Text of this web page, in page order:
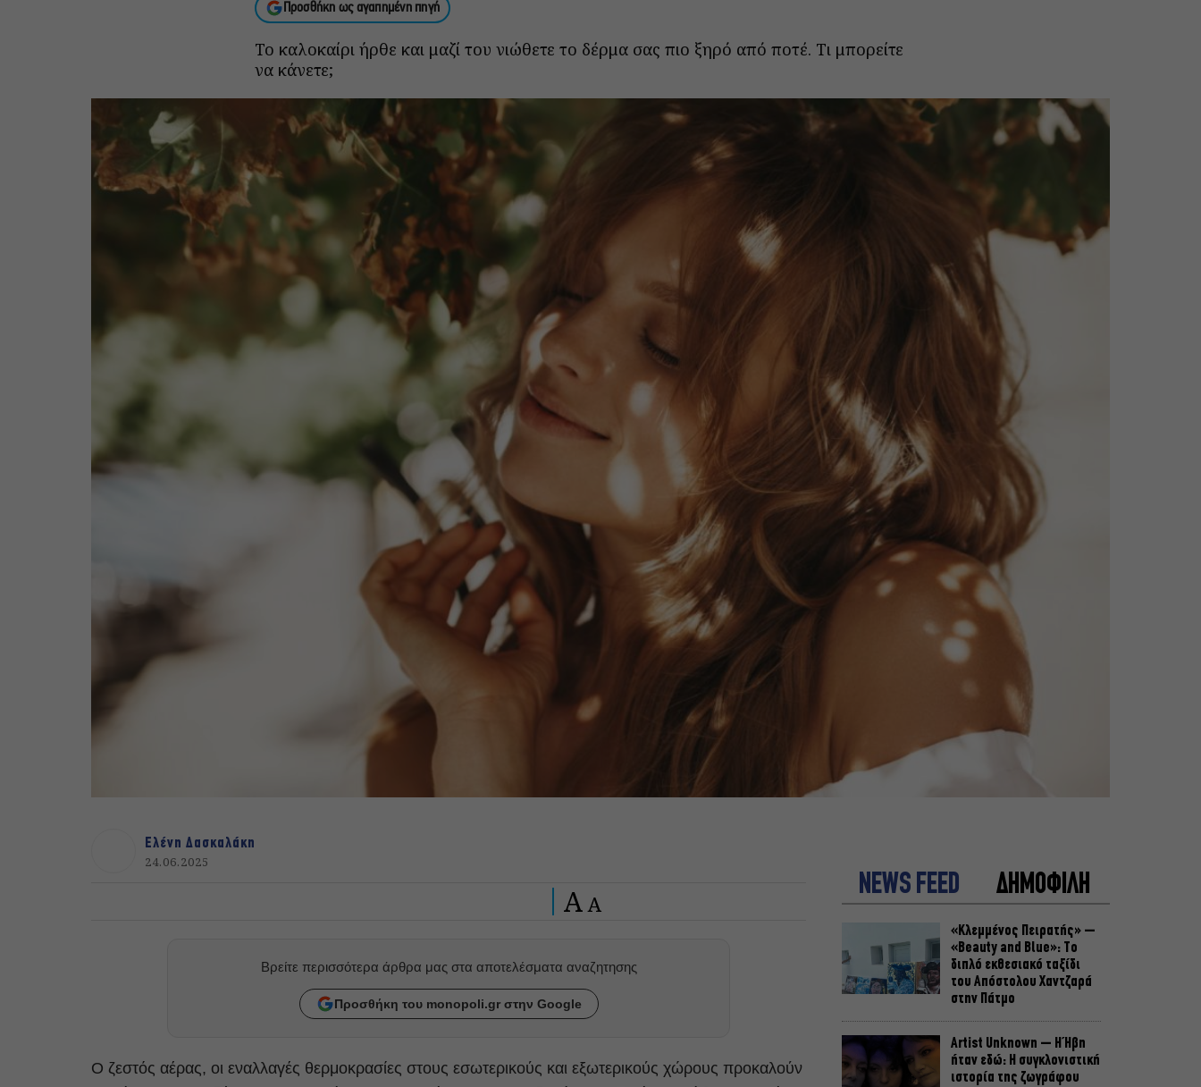
Προσθήκη ως αγαπημένη πηγή
Το καλοκαίρι ήρθε και μαζί του νιώθετε το δέρμα σας πιο ξηρό από ποτέ. Τι μπορείτε
να κάνετε;
Ελένη Δασκαλάκη
24.06.2025
A A
Βρείτε περισσότερα άρθρα μας στα αποτελέσματα αναζητησης
Προσθήκη του monopoli.gr στην Google
Ο ζεστός αέρας, οι εναλλαγές θερμοκρασίες στους εσωτερικούς και εξωτερικούς χώρους προκαλούν
NEWS FEED ΔΗΜΟΦΙΛΗ
«Κλεμμένος Πειρατής» –
«Beauty and Blue»: Το
διπλό εκθεσιακό ταξίδι
του Απόστολου Χαντζαρά
στην Πάτμο
Artist Unknown – Η Ήβη
ήταν εδώ: Η συγκλονιστική
ιστορία της ζωγράφου